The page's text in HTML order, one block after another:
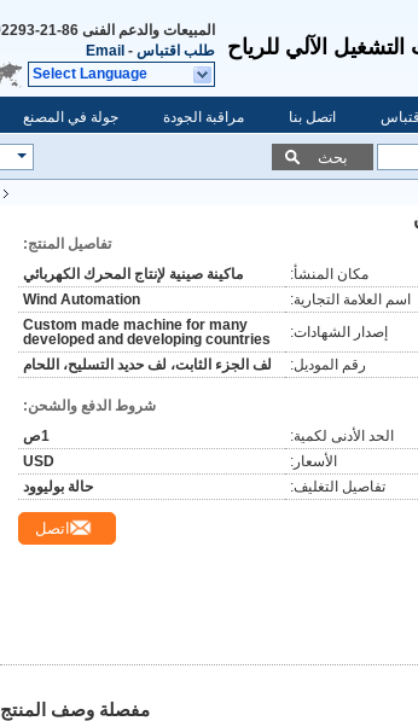
الآلي للرياح
المبيعات والدعم الفنى 86-21-58992293
طلب اقتباس -
Email
Select Language
جولة في المصنع مراقبة الجودة اتصل بنا
بحث
تفاصيل المنتج:
مكان المنشأ:
ماكينة صينية لإنتاج المحرك الكهربائي
اسم العلامة التجارية:
Wind Automation
إصدار الشهادات:
Custom made machine for many
developed and developing countries
رقم الموديل:
لف الجزء الثابت، لف حديد التسليح، اللحام
شروط الدفع والشحن:
الحد الأدنى لكمية:
1ص
الأسعار:
USD
تفاصيل التغليف:
حالة بوليوود
اتصل
مفصلة وصف المنتج